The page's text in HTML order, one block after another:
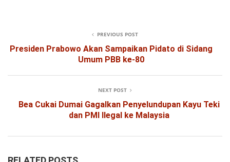
PREVIOUS POST
Presiden Prabowo Akan Sampaikan Pidato di Sidang
Umum PBB ke-80
NEXT POST
Bea Cukai Dumai Gagalkan Penyelundupan Kayu Teki
dan PMI Ilegal ke Malaysia